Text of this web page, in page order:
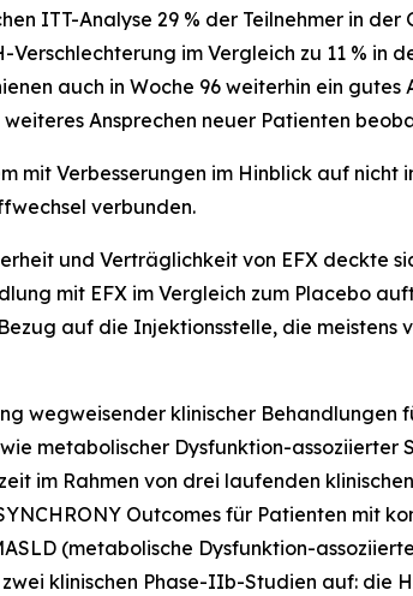
ITT-Analyse 29 % der Teilnehmer in der
im Vergleich zu 11 % in
auch in Woche 96 weiterhin ein
Ansprechen neuer Patienten
mit Verbesserungen im Hinblick auf
verbunden.
und Verträglichkeit von EFX deckte
mit EFX im Vergleich zum Placebo
auf die Injektionsstelle, die
wegweisender klinischer Behandlungen
metabolischer Dysfunktion-assoziierter
im Rahmen von drei laufenden
Outcomes für Patienten mit
(metabolische Dysfunktion-
klinischen Phase-IIb-Studien auf: die